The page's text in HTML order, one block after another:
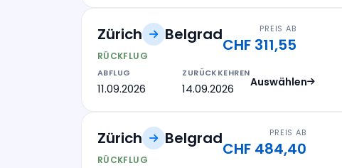
Zürich Belgrad
RÜCKFLUG
PREIS AB
CHF 311,55
ABFLUG
11.09.2026
ZURÜCKKEHREN
14.09.2026 Auswählen
Zürich Belgrad
RÜCKFLUG
PREIS AB
CHF 484,40